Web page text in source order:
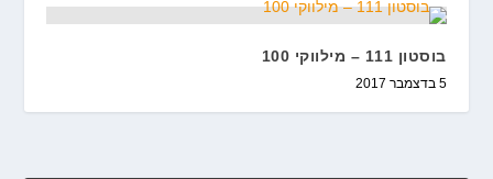
בוסטון 111 – מילווקי 100
5 בדצמבר 2017